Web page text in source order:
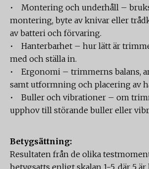
• Montering och underhåll –
montering, byte av knivar eller
av batteri och förvaring.
• Hanterbarhet – hur lätt är
med och ställa in.
• Ergonomi – trimmerns balans,
samt utformning och placering av
• Buller och vibrationer – om
upphov till störande buller eller
Betygsättning:
Resultaten från de olika
betygsatts enligt skalan 1-5, där 5 är